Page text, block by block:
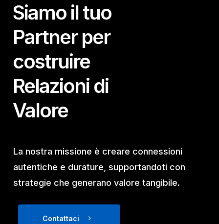
Siamo il tuo
Partner per
costruire
Relazioni di
Valore
La nostra missione è creare connessioni
autentiche e durature, supportandoti con
strategie che generano valore tangibile.
Contattaci